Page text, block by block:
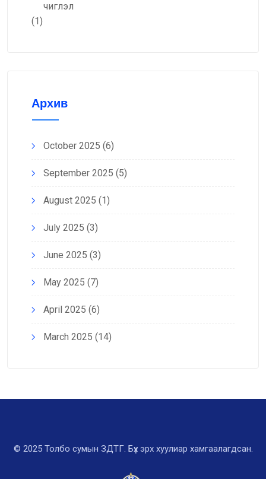
чиглэл
(1)
Архив
October 2025 (6)
September 2025 (5)
August 2025 (1)
July 2025 (3)
June 2025 (3)
May 2025 (7)
April 2025 (6)
March 2025 (14)
© 2025 Толбо сумын ЗДТГ. Бүх эрх хуулиар хамгаалагдсан.